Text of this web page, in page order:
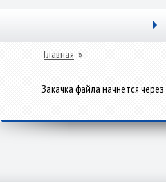
Главная »
Закачка файла начнется